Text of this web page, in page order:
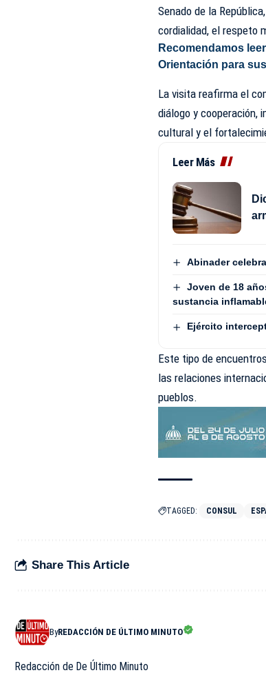
Senado de la
cordialidad, el respeto
Recomendamos
Orientación para
La visita reafirma el
diálogo y cooperación,
cultural y el
Leer Más
Abinader
Joven de 18
sustancia
Ejército
Este tipo de
las relaciones
pueblos.
TAGGED: CONSUL
Share This Article
ByREDACCIÓN DE ÚLTIMO MINUTO
Redacción de De Último Minuto